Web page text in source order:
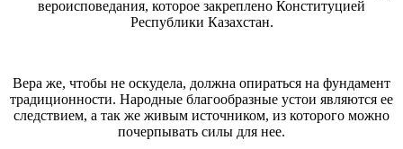
вероисповедания, которое закреплено Конституцией
Республики Казахстан.
Вера же, чтобы не оскудела, должна опираться на фундамент
традиционности. Народные благообразные устои являются ее
следствием, а так же живым источником, из которого можно
почерпывать силы для нее.